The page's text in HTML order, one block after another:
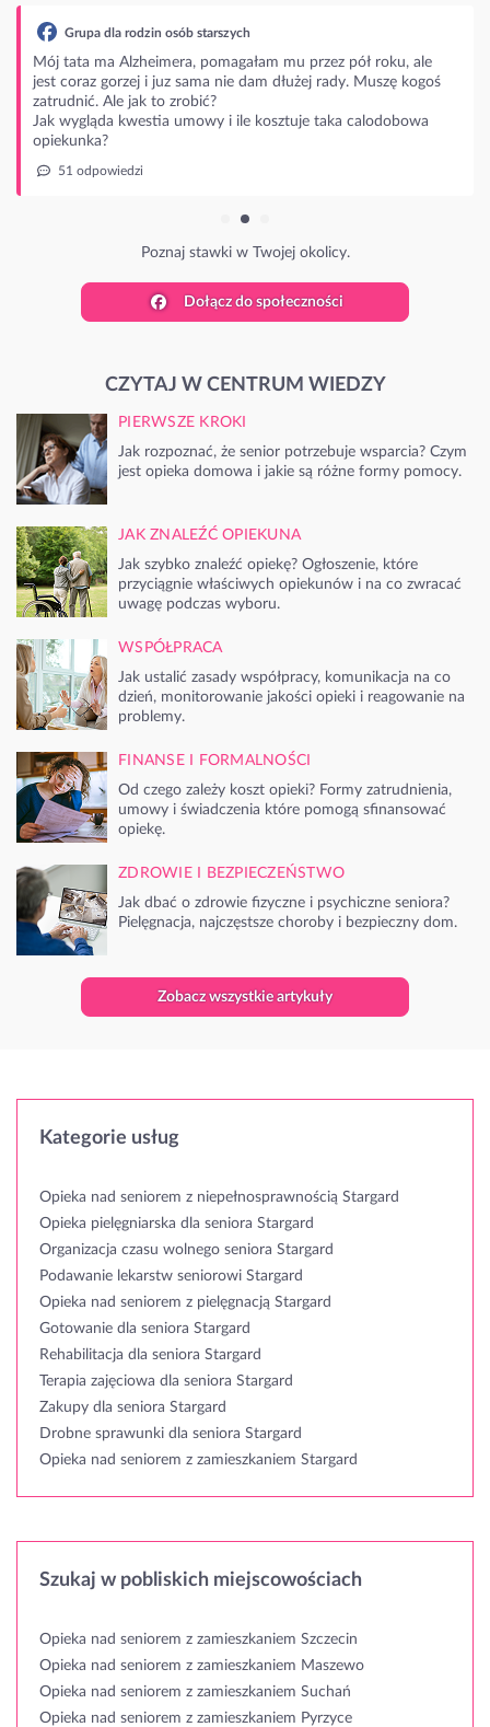
Grupa dla rodzin osób starszych
Mój tata ma Alzheimera, pomagałam mu przez pół roku, ale
jest coraz gorzej i juz sama nie dam dłużej rady. Muszę kogoś
zatrudnić. Ale jak to zrobić?
Jak wygląda kwestia umowy i ile kosztuje taka calodobowa
opiekunka?
51 odpowiedzi
Poznaj stawki w Twojej okolicy.
Dołącz do społeczności
CZYTAJ W CENTRUM WIEDZY
PIERWSZE KROKI
Jak rozpoznać, że senior potrzebuje wsparcia? Czym
jest opieka domowa i jakie są różne formy pomocy.
JAK ZNALEŹĆ OPIEKUNA
Jak szybko znaleźć opiekę? Ogłoszenie, które
przyciągnie właściwych opiekunów i na co zwracać
uwagę podczas wyboru.
WSPÓŁPRACA
Jak ustalić zasady współpracy, komunikacja na co
dzień, monitorowanie jakości opieki i reagowanie na
problemy.
FINANSE I FORMALNOŚCI
Od czego zależy koszt opieki? Formy zatrudnienia,
umowy i świadczenia które pomogą sfinansować
opiekę.
ZDROWIE I BEZPIECZEŃSTWO
Jak dbać o zdrowie fizyczne i psychiczne seniora?
Pielęgnacja, najczęstsze choroby i bezpieczny dom.
Zobacz wszystkie artykuły
Kategorie usług
Opieka nad seniorem z niepełnosprawnością Stargard
Opieka pielęgniarska dla seniora Stargard
Organizacja czasu wolnego seniora Stargard
Podawanie lekarstw seniorowi Stargard
Opieka nad seniorem z pielęgnacją Stargard
Gotowanie dla seniora Stargard
Rehabilitacja dla seniora Stargard
Terapia zajęciowa dla seniora Stargard
Zakupy dla seniora Stargard
Drobne sprawunki dla seniora Stargard
Opieka nad seniorem z zamieszkaniem Stargard
Szukaj w pobliskich miejscowościach
Opieka nad seniorem z zamieszkaniem Szczecin
Opieka nad seniorem z zamieszkaniem Maszewo
Opieka nad seniorem z zamieszkaniem Suchań
Opieka nad seniorem z zamieszkaniem Pyrzyce